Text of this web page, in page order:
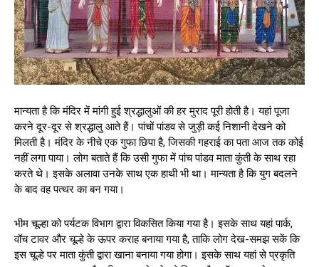
मान्यता है कि मंदिर में मांगी हुई श्रद्धालुओं की हर मुराद पूरी होती है। यहां पूजा
करने दूर-दूर से श्रद्धालु आते हैं। पांचों पांडव से जुड़ी कई निशानी देखने को
मिलती है। मंदिर के नीचे एक गुफा छिपा है, जिसकी गहराई का पता आज तक कोई
नहीं लगा पाया। लोग बताते हैं कि उसी गुफा में पांच पांडव माता कुंती के साथ रहा
करते थे। इसके अलावा उनके साथ एक हाथी भी था। मान्यता है कि युग बदलने
के बाद वह पत्थर का बन गया।
भीम चूल्हा को पर्यटक विभाग द्वारा विकसित किया गया है। इसके साथ यहां पार्क,
वॉच टावर और चूल्हे के ऊपर कराह बनाया गया है, ताकि लोग देख-समझ सकें कि
इस चूल्हे पर माता कुंती द्वारा खाना बनाया गया होगा। इसके साथ यहां से प्रकृति